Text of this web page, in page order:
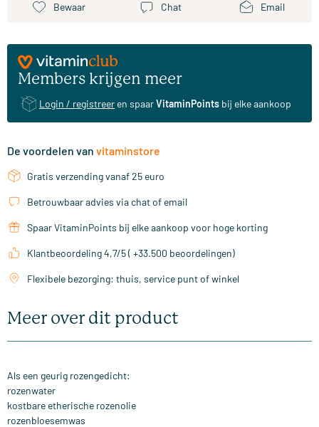
Bewaar Chat Email
Members krijgen meer
Login / registreer en spaarVitaminPoints bij elke aankoop
De voordelen van vitaminstore
Gratis verzending vanaf 25 euro
Betrouwbaar advies via chat of email
Spaar VitaminPoints bij elke aankoop voor hoge korting
Klantbeoordeling 4,7/5 ( +33.500 beoordelingen)
Flexibele bezorging: thuis, service punt of winkel
Meer over dit product
Als een geurig rozengedicht:
rozenwater
kostbare etherische rozenolie
rozenbloesemwas